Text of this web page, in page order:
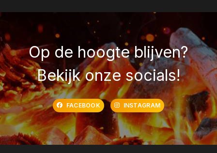
Op de hoogte blijven?
Bekijk onze socials!
FACEBOOK INSTAGRAM